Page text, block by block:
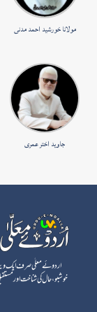
مولانا خورشید احمد مدنی
جاوید اختر عمری
اردوئے معلٰی صرف ایک ویب
خوشبو، حال کی شناخت اور